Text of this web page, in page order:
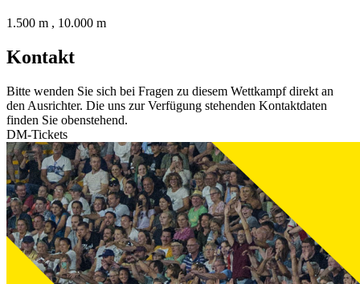
1.500 m , 10.000 m
Kontakt
Bitte wenden Sie sich bei Fragen zu diesem Wettkampf direkt an
den Ausrichter. Die uns zur Verfügung stehenden Kontaktdaten
finden Sie obenstehend.
DM-Tickets